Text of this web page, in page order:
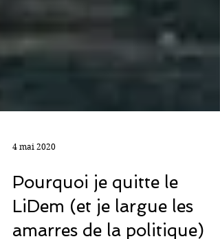
Pourquoi je quitte le
LiDem (et je largue les